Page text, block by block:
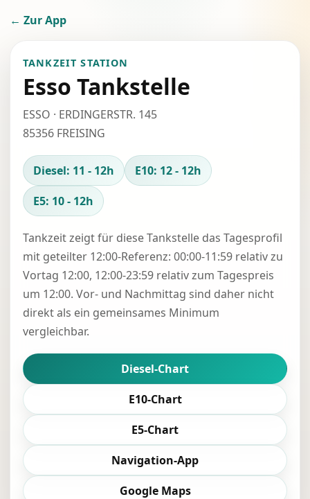
← Zur App
TANKZEIT STATION
Esso Tankstelle
ESSO · ERDINGERSTR. 145
85356 FREISING
Diesel: 11 - 12h
E10: 12 - 12h
E5: 10 - 12h
Tankzeit zeigt für diese Tankstelle das Tagesprofil
mit geteilter 12:00-Referenz: 00:00-11:59 relativ zu
Vortag 12:00, 12:00-23:59 relativ zum Tagespreis
um 12:00. Vor- und Nachmittag sind daher nicht
direkt als ein gemeinsames Minimum
vergleichbar.
Diesel-Chart
E10-Chart
E5-Chart
Navigation-App
Google Maps